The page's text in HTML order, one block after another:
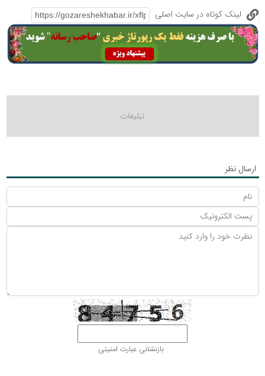
لینک کوتاه در سایت اصلی
ارسال نظر
بازنشانی عبارت امنیتی